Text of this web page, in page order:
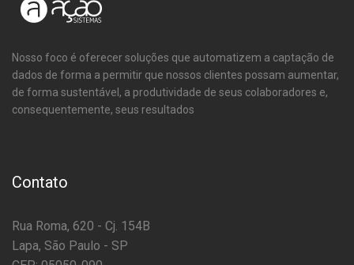
Nosso foco é oferecer soluções que automatizem a captação de
dados de forma a permitir que nossos clientes possam aumentar,
de forma sustentável, a produtividade de seus colaboradores e,
consequentemente, seus resultados
Contato
Rua Roma, 620 - Cj. 154B
Lapa, São Paulo - SP